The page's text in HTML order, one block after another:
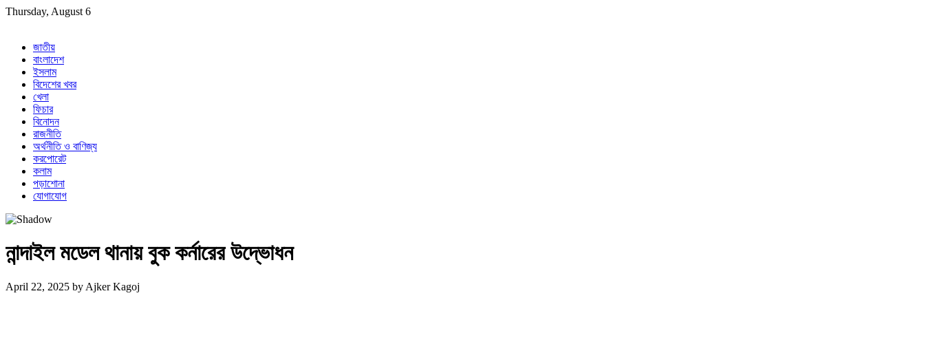
Skip
Thursday, August 6
জাতীয়
বাংলাদেশ
ইসলাম
বিদেশের খবর
খেলা
ফিচার
বিনোদন
রাজনীতি
অর্থনীতি ও বাণিজ্য
করপোরেট
কলাম
পড়াশোনা
যোগাযোগ
নান্দাইল মডেল থানায় বুক কর্নারের উদ্ভোধন
April 22, 2025 by Ajker Kagoj